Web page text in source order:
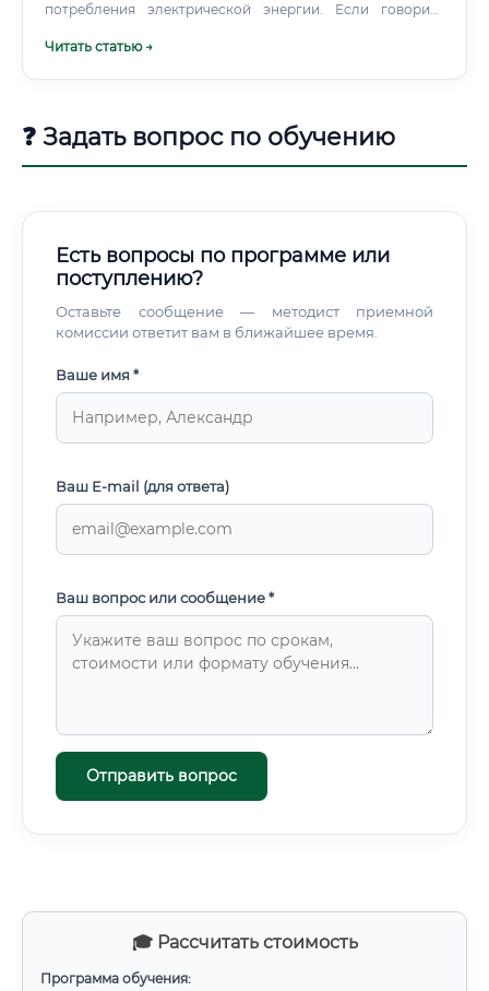
🎓 Рассчитать стоимость
Программа обучения:
потребления электрической энергии. Если говорить
энергосистему «умной».
Читать статью →
❓ Задать вопрос по обучению
Есть вопросы по программе или
поступлению?
Оставьте сообщение — методист приемной
комиссии ответит вам в ближайшее время.
Ваше имя *
Ваш E-mail (для ответа)
Ваш вопрос или сообщение *
Отправить вопрос